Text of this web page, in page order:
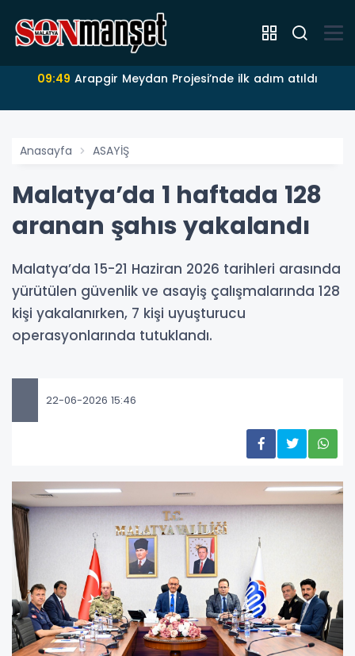
09:49 Arapgir Meydan Projesi’nde ilk adım atıldı
Anasayfa ASAYİŞ
Malatya’da 1 haftada 128
aranan şahıs yakalandı
Malatya’da 15-21 Haziran 2026 tarihleri arasında
yürütülen güvenlik ve asayiş çalışmalarında 128
kişi yakalanırken, 7 kişi uyuşturucu
operasyonlarında tutuklandı.
22-06-2026 15:46